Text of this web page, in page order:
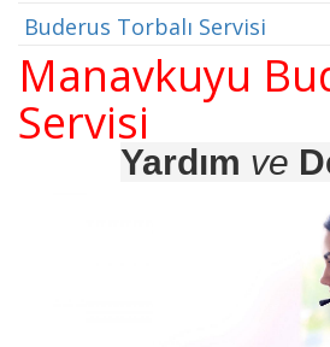
Buderus Torbalı Servisi
Manavkuyu
Servisi
Yardım ve